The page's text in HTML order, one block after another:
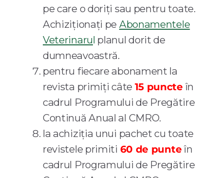
pe care o doriți sau pentru toate.
Achiziționați pe Abonamentele
Veterinarul planul dorit de
dumneavoastră.
pentru fiecare abonament la
revista primiți câte 15 puncte în
cadrul Programului de Pregătire
Continuă Anual al CMRO.
la achiziția unui pachet cu toate
revistele primiti 60 de punte în
cadrul Programului de Pregătire